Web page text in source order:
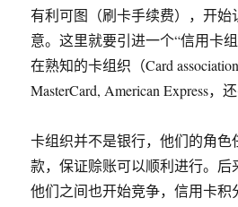
有利可图（刷卡手续费），开始
意。这里就要引进一个“信用卡
在熟知的卡组织（Card
MasterCard, American Express，
卡组织并不是银行，他们的角色
款，保证赊账可以顺利进行。后
他们之间也开始竞争，信用卡积